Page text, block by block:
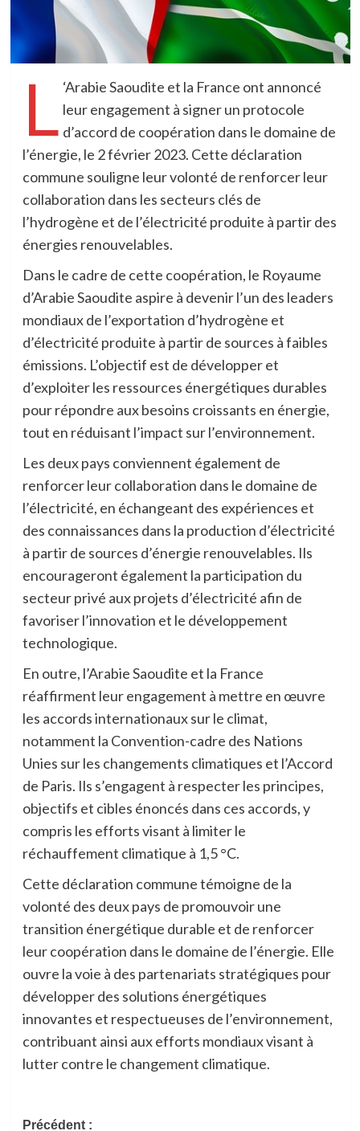
L ‘Arabie Saoudite et la France ont annoncé
leur engagement à signer un protocole
d’accord de coopération dans le domaine de
l’énergie, le 2 février 2023. Cette déclaration
commune souligne leur volonté de renforcer leur
collaboration dans les secteurs clés de
l’hydrogène et de l’électricité produite à partir des
énergies renouvelables.
Dans le cadre de cette coopération, le Royaume
d’Arabie Saoudite aspire à devenir l’un des leaders
mondiaux de l’exportation d’hydrogène et
d’électricité produite à partir de sources à faibles
émissions. L’objectif est de développer et
d’exploiter les ressources énergétiques durables
pour répondre aux besoins croissants en énergie,
tout en réduisant l’impact sur l’environnement.
Les deux pays conviennent également de
renforcer leur collaboration dans le domaine de
l’électricité, en échangeant des expériences et
des connaissances dans la production d’électricité
à partir de sources d’énergie renouvelables. Ils
encourageront également la participation du
secteur privé aux projets d’électricité afin de
favoriser l’innovation et le développement
technologique.
En outre, l’Arabie Saoudite et la France
réaffirment leur engagement à mettre en œuvre
les accords internationaux sur le climat,
notamment la Convention-cadre des Nations
Unies sur les changements climatiques et l’Accord
de Paris. Ils s’engagent à respecter les principes,
objectifs et cibles énoncés dans ces accords, y
compris les efforts visant à limiter le
réchauffement climatique à 1,5 °C.
Cette déclaration commune témoigne de la
volonté des deux pays de promouvoir une
transition énergétique durable et de renforcer
leur coopération dans le domaine de l’énergie. Elle
ouvre la voie à des partenariats stratégiques pour
développer des solutions énergétiques
innovantes et respectueuses de l’environnement,
contribuant ainsi aux efforts mondiaux visant à
lutter contre le changement climatique.
Précédent :